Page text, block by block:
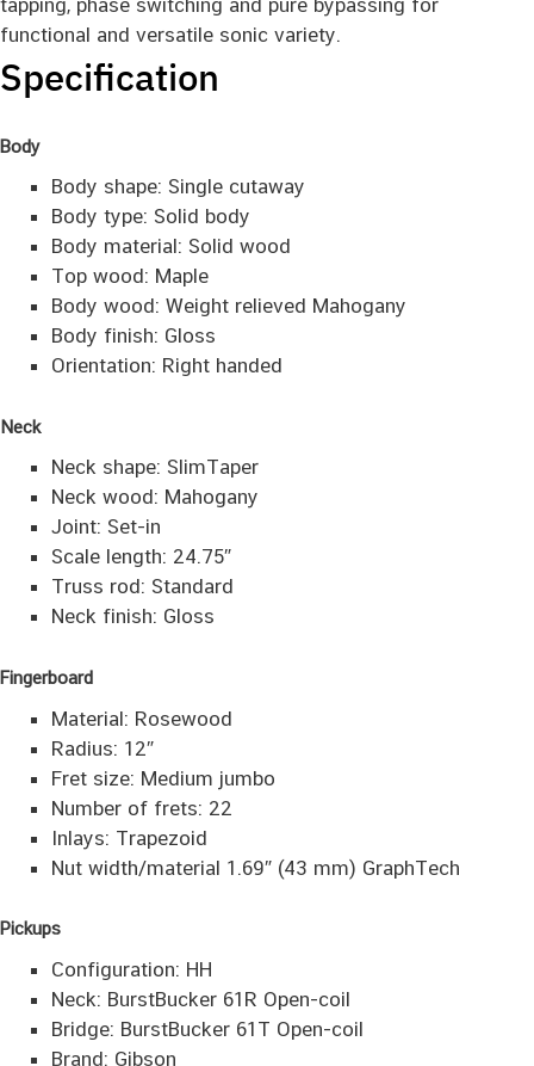
functional and versatile sonic variety.
Specification
Body
Body shape: Single cutaway
Body type: Solid body
Body material: Solid wood
Top wood: Maple
Body wood: Weight relieved Mahogany
Body finish: Gloss
Orientation: Right handed
Neck
Neck shape: SlimTaper
Neck wood: Mahogany
Joint: Set-in
Scale length: 24.75″
Truss rod: Standard
Neck finish: Gloss
Fingerboard
Material: Rosewood
Radius: 12″
Fret size: Medium jumbo
Number of frets: 22
Inlays: Trapezoid
Nut width/material 1.69″ (43 mm) GraphTech
Pickups
Configuration: HH
Neck: BurstBucker 61R Open-coil
Bridge: BurstBucker 61T Open-coil
Brand: Gibson